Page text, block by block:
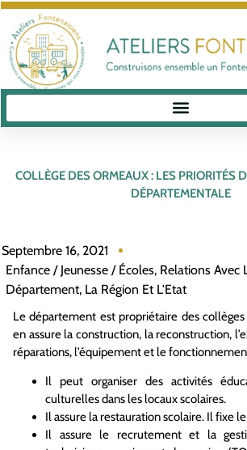
COLLÈGE DES ORMEAUX : LES PRIORITÉS
DÉPARTEMENTALE
Septembre 16, 2021
Enfance / Jeunesse / Écoles, Relations Avec
Département, La Région Et L'Etat
Le département est propriétaire des
en assure la construction, la reconstruction,
réparations, l’équipement et le
Il peut organiser des activités
culturelles dans les locaux scolaires.
Il assure la restauration scolaire. Il fixe
Il assure le recrutement et la